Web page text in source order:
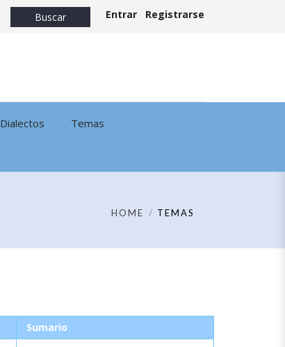
Entrar Registrarse
Dialectos Temas
HOME TEMAS
Sumario